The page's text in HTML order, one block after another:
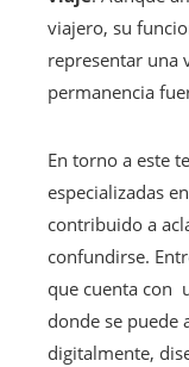
viajero, su
representar una
permanencia
En torno a este
especializadas
contribuido a
confundirse.
que cuenta con
donde se puede
digitalmente,